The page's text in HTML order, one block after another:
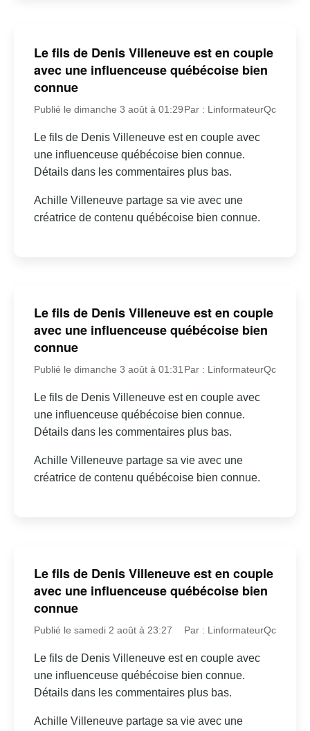
Le fils de Denis Villeneuve est en couple
avec une influenceuse québécoise bien
connue
Publié le dimanche 3 août à 01:29Par : LinformateurQc
Le fils de Denis Villeneuve est en couple avec
une influenceuse québécoise bien connue.
Détails dans les commentaires plus bas.
Achille Villeneuve partage sa vie avec une
créatrice de contenu québécoise bien connue.
Le fils de Denis Villeneuve est en couple
avec une influenceuse québécoise bien
connue
Publié le dimanche 3 août à 01:31Par : LinformateurQc
Le fils de Denis Villeneuve est en couple avec
une influenceuse québécoise bien connue.
Détails dans les commentaires plus bas.
Achille Villeneuve partage sa vie avec une
créatrice de contenu québécoise bien connue.
Le fils de Denis Villeneuve est en couple
avec une influenceuse québécoise bien
connue
Publié le samedi 2 août à 23:27 Par : LinformateurQc
Le fils de Denis Villeneuve est en couple avec
une influenceuse québécoise bien connue.
Détails dans les commentaires plus bas.
Achille Villeneuve partage sa vie avec une